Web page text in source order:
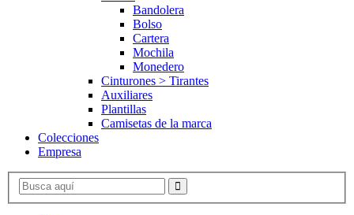
Bandolera
Bolso
Cartera
Mochila
Monedero
Cinturones > Tirantes
Auxiliares
Plantillas
Camisetas de la marca
Colecciones
Empresa